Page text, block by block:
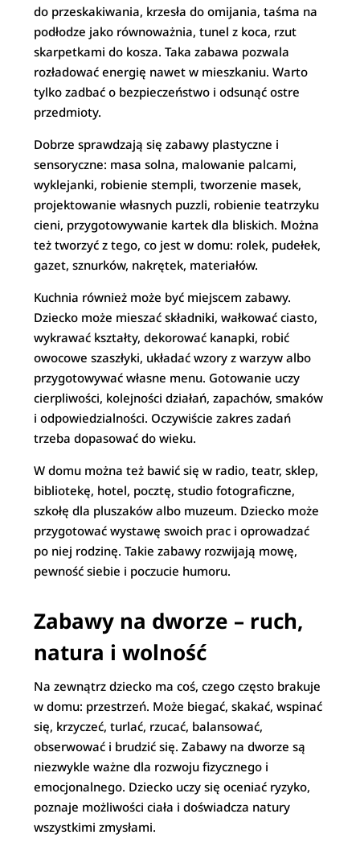
do przeskakiwania, krzesła do omijania, taśma na
podłodze jako równoważnia, tunel z koca, rzut
skarpetkami do kosza. Taka zabawa pozwala
rozładować energię nawet w mieszkaniu. Warto
tylko zadbać o bezpieczeństwo i odsunąć ostre
przedmioty.
Dobrze sprawdzają się zabawy plastyczne i
sensoryczne: masa solna, malowanie palcami,
wyklejanki, robienie stempli, tworzenie masek,
projektowanie własnych puzzli, robienie teatrzyku
cieni, przygotowywanie kartek dla bliskich. Można
też tworzyć z tego, co jest w domu: rolek, pudełek,
gazet, sznurków, nakrętek, materiałów.
Kuchnia również może być miejscem zabawy.
Dziecko może mieszać składniki, wałkować ciasto,
wykrawać kształty, dekorować kanapki, robić
owocowe szaszłyki, układać wzory z warzyw albo
przygotowywać własne menu. Gotowanie uczy
cierpliwości, kolejności działań, zapachów, smaków
i odpowiedzialności. Oczywiście zakres zadań
trzeba dopasować do wieku.
W domu można też bawić się w radio, teatr, sklep,
bibliotekę, hotel, pocztę, studio fotograficzne,
szkołę dla pluszaków albo muzeum. Dziecko może
przygotować wystawę swoich prac i oprowadzać
po niej rodzinę. Takie zabawy rozwijają mowę,
pewność siebie i poczucie humoru.
Zabawy na dworze – ruch,
natura i wolność
Na zewnątrz dziecko ma coś, czego często brakuje
w domu: przestrzeń. Może biegać, skakać, wspinać
się, krzyczeć, turlać, rzucać, balansować,
obserwować i brudzić się. Zabawy na dworze są
niezwykle ważne dla rozwoju fizycznego i
emocjonalnego. Dziecko uczy się oceniać ryzyko,
poznaje możliwości ciała i doświadcza natury
wszystkimi zmysłami.